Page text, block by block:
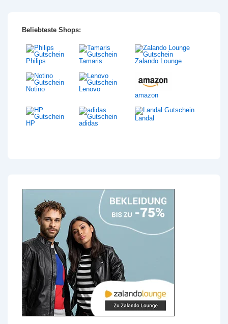
Beliebteste Shops:
Philips Tamaris Zalando Lounge
Notino
Lenovo
amazon
HP adidas
Landal